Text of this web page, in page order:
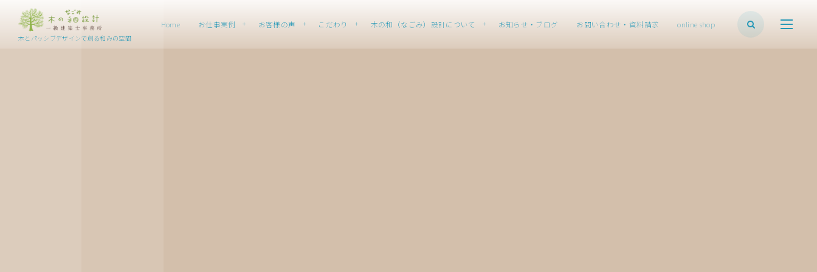
木とパッシブデザインで創る和みの空間
Home お仕事実例 お客様の声 こだわり 木の和（なごみ）設計について お知らせ・ブログ お問い合わせ・資料請求 online shop